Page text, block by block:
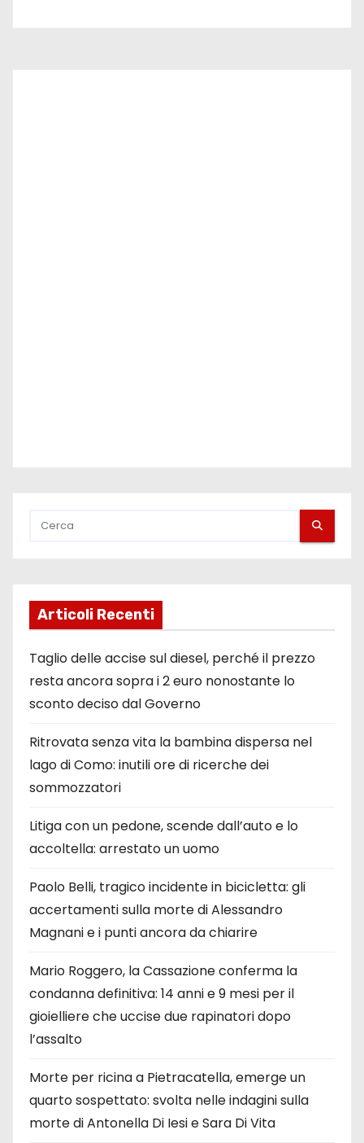
Articoli Recenti
Taglio delle accise sul diesel, perché il prezzo
resta ancora sopra i 2 euro nonostante lo
sconto deciso dal Governo
Ritrovata senza vita la bambina dispersa nel
lago di Como: inutili ore di ricerche dei
sommozzatori
Litiga con un pedone, scende dall’auto e lo
accoltella: arrestato un uomo
Paolo Belli, tragico incidente in bicicletta: gli
accertamenti sulla morte di Alessandro
Magnani e i punti ancora da chiarire
Mario Roggero, la Cassazione conferma la
condanna definitiva: 14 anni e 9 mesi per il
gioielliere che uccise due rapinatori dopo
l’assalto
Morte per ricina a Pietracatella, emerge un
quarto sospettato: svolta nelle indagini sulla
morte di Antonella Di Iesi e Sara Di Vita